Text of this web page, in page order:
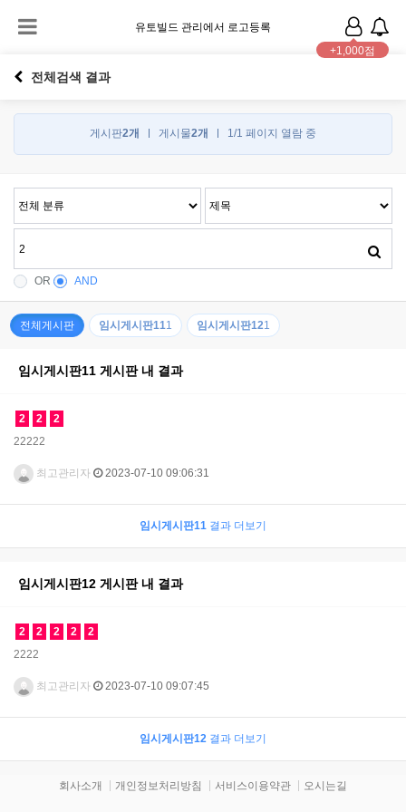
유토빌드 관리에서 로고등록
+1,000점
전체검색 결과
게시판2개 게시물2개 1/1 페이지 열람 중
OR AND
전체게시판 임시게시판111 임시게시판121
임시게시판11 게시판 내 결과
2 2
2
22222
최고관리자 2023-07-10 09:06:31
임시게시판11 결과 더보기
임시게시판12 게시판 내 결과
2 2 2 2
2
2222
최고관리자 2023-07-10 09:07:45
임시게시판12 결과 더보기
회사소개 개인정보처리방침 서비스이용약관 오시는길